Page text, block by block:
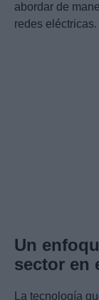
abordar de
redes eléctricas.
Un
sector en
La tecnología